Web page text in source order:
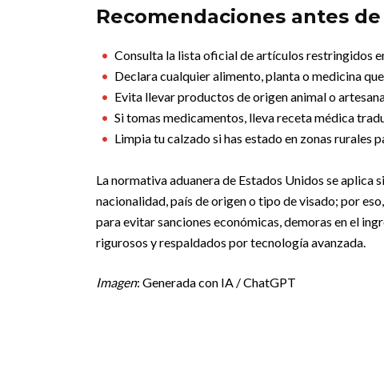
Recomendaciones antes de
Consulta la lista oficial de artículos restringidos
Declara cualquier alimento, planta o medicina
Evita llevar productos de origen animal o
Si tomas medicamentos, lleva receta médica
Limpia tu calzado si has estado en zonas rurales
La normativa aduanera de Estados Unidos se aplica
nacionalidad, país de origen o tipo de visado; por
para evitar sanciones económicas, demoras en el
rigurosos y respaldados por tecnología avanzada.
Imagen: Generada con IA / ChatGPT